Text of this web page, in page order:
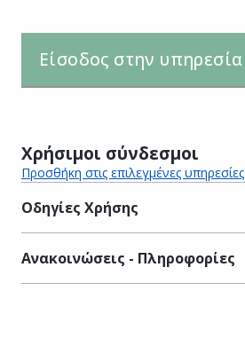
Είσοδος στην υπηρεσία
Χρήσιμοι σύνδεσμοι
Προσθήκη στις επιλεγμένες υπηρεσίες
Οδηγίες Χρήσης
Ανακοινώσεις - Πληροφορίες